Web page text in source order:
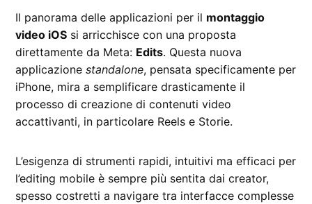
Il panorama delle applicazioni per il montaggio
video iOS si arricchisce con una proposta
direttamente da Meta: Edits. Questa nuova
applicazionestandalone, pensata specificamente per
iPhone, mira a semplificare drasticamente il
processo di creazione di contenuti video
accattivanti, in particolare Reels e Storie.
L’esigenza di strumenti rapidi, intuitivi ma efficaci per
l’editing mobile è sempre più sentita dai creator,
spesso costretti a navigare tra interfacce complesse